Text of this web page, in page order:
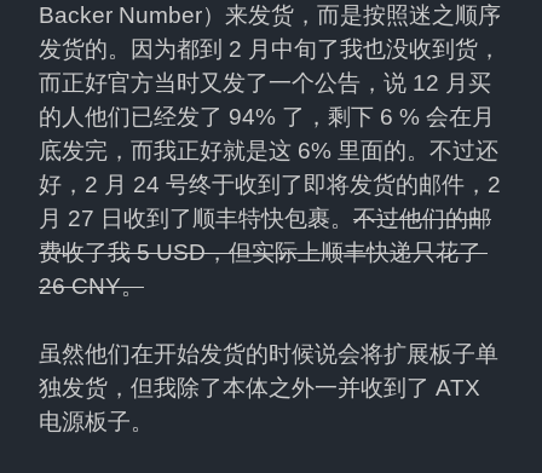
Backer Number）来发货，而是按照迷之顺序
发货的。因为都到 2 月中旬了我也没收到货，
而正好官方当时又发了一个公告，说 12 月买
的人他们已经发了 94% 了，剩下 6 % 会在月
底发完，而我正好就是这 6% 里面的。不过还
好，2 月 24 号终于收到了即将发货的邮件，2
月 27 日收到了顺丰特快包裹。 不过他们的邮
费收了我 5 USD，但实际上顺丰快递只花了
26 CNY。
虽然他们在开始发货的时候说会将扩展板子单
独发货，但我除了本体之外一并收到了 ATX
电源板子。